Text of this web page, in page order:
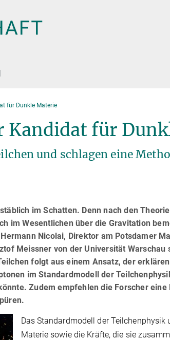
für Dunkle Materie
Kandidat für
und schlagen eine
im Schatten. Denn nach den
im Wesentlichen über die Gravitation
Nicolai, Direktor am Potsdamer
Meissner von der Universität Warschau
folgt aus einem Ansatz, der
im Standardmodell der
Zudem empfehlen die Forscher eine
Das Standardmodell der Teilchenphysik
Materie sowie die Kräfte, die sie